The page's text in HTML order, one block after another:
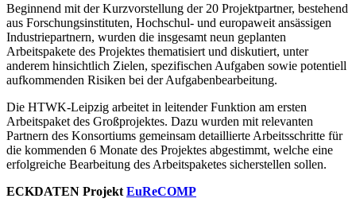
Beginnend mit der Kurzvorstellung der 20 Projektpartner, bestehend
aus Forschungsinstituten, Hochschul- und europaweit ansässigen
Industriepartnern, wurden die insgesamt neun geplanten
Arbeitspakete des Projektes thematisiert und diskutiert, unter
anderem hinsichtlich Zielen, spezifischen Aufgaben sowie potentiell
aufkommenden Risiken bei der Aufgabenbearbeitung.
Die HTWK-Leipzig arbeitet in leitender Funktion am ersten
Arbeitspaket des Großprojektes. Dazu wurden mit relevanten
Partnern des Konsortiums gemeinsam detaillierte Arbeitsschritte für
die kommenden 6 Monate des Projektes abgestimmt, welche eine
erfolgreiche Bearbeitung des Arbeitspaketes sicherstellen sollen.
ECKDATEN Projekt EuReCOMP